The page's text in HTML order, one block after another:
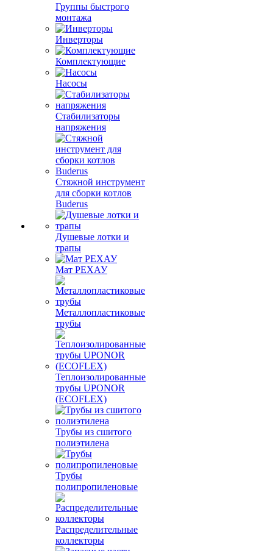
Группы быстрого
монтажа
Инверторы
Комплектующие
Насосы
Стабилизаторы
напряжения
Стяжной инструмент
для сборки котлов
Buderus
Душевые лотки и
трапы
Мат РЕХАУ
Металлопластиковые
трубы
Теплоизолированные
трубы UPONOR
(ECOFLEX)
Трубы из сшитого
полиэтилена
Трубы
полипропиленовые
Распределительные
коллекторы